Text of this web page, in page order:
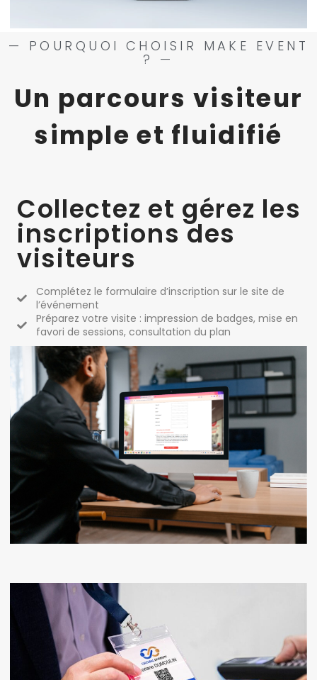
— POURQUOI CHOISIR MAKE EVENT
? —
Un parcours visiteur
simple et fluidifié
Collectez et gérez les
inscriptions des
visiteurs
Complétez le formulaire d’inscription sur le site de
l’événement
Préparez votre visite : impression de badges, mise en
favori de sessions, consultation du plan